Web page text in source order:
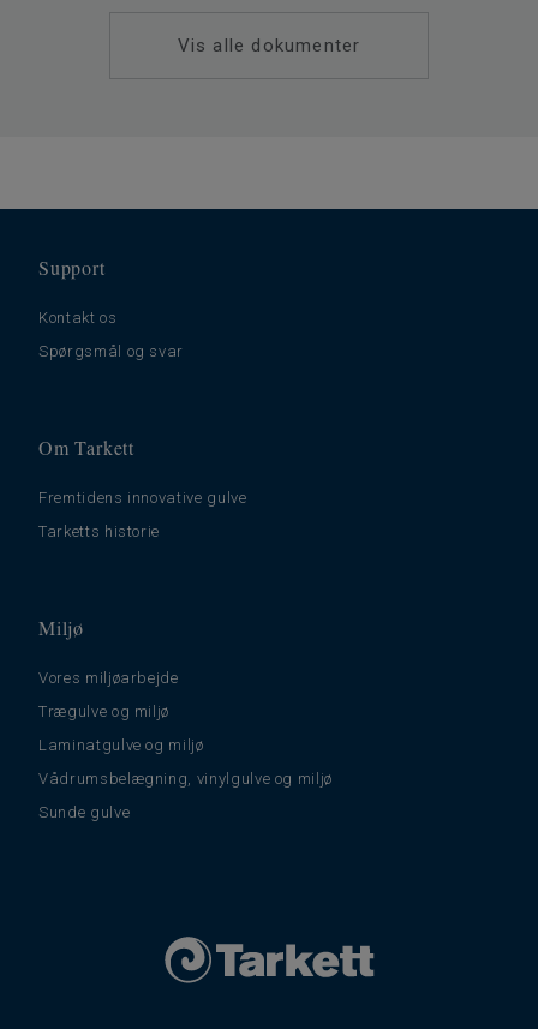
Vis alle dokumenter
Support
Kontakt os
Spørgsmål og svar
Om Tarkett
Fremtidens innovative gulve
Tarketts historie
Miljø
Vores miljøarbejde
Trægulve og miljø
Laminatgulve og miljø
Vådrumsbelægning, vinylgulve og miljø
Sunde gulve